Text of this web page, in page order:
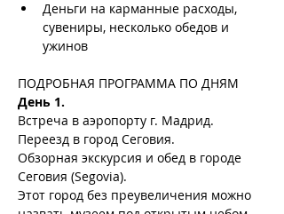
Деньги на карманные расходы,
сувениры, несколько обедов и
ужинов
ПОДРОБНАЯ ПРОГРАММА ПО ДНЯМ
День 1.
Встреча в аэропорту г. Мадрид.
Переезд в город Сеговия.
Обзорная экскурсия и обед в городе
Сеговия (Segovia).
Этот город без преувеличения можно